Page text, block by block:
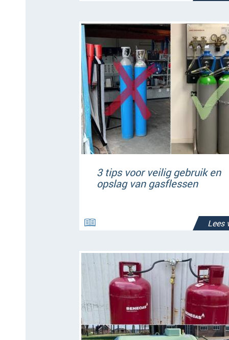
3 tips voor veilig gebruik en
opslag van gasflessen
Lees